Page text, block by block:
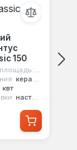
150
Отапливаемая площадь:3.6 м²
керамический обогреватель
квт
настенный